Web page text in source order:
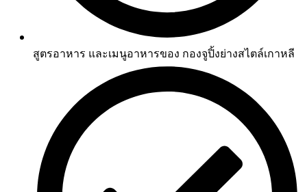
สูตรอาหาร และเมนูอาหารของ กองจูปิ้งย่างสไตล์เกาหลี